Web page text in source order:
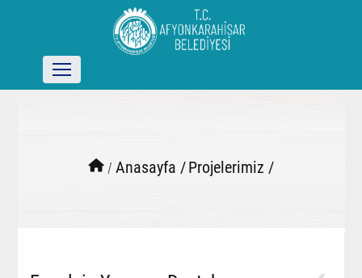
/ Anasayfa /Projelerimiz /